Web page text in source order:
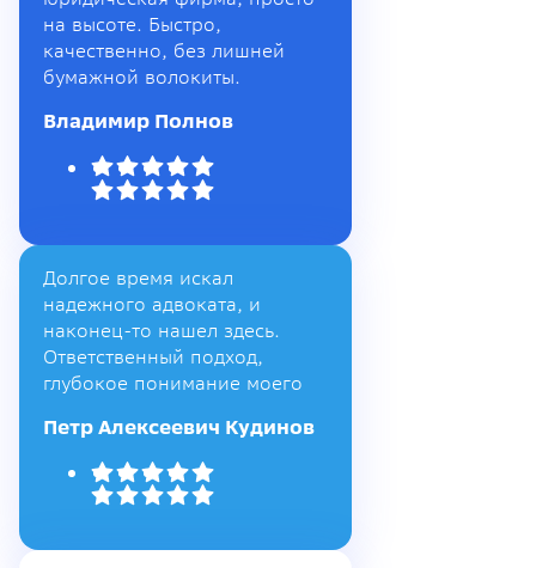
на высоте. Быстро,
качественно, без лишней
бумажной волокиты.
Владимир Полнов
Долгое время искал
надежного адвоката, и
наконец-то нашел здесь.
Ответственный подход,
глубокое понимание моего
Петр Алексеевич Кудинов